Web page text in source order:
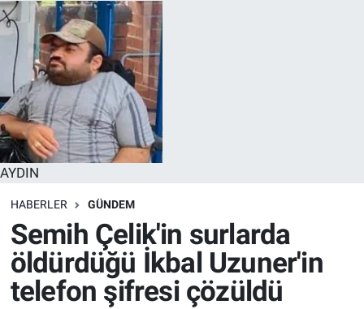
AYDIN
HABERLER GÜNDEM
Semih Çelik'in surlarda
öldürdüğü İkbal Uzuner'in
telefon şifresi çözüldü